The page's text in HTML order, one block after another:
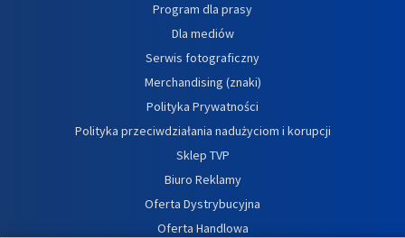
Program dla prasy
Dla mediów
Serwis fotograficzny
Merchandising (znaki)
Polityka Prywatności
Polityka przeciwdziałania nadużyciom i korupcji
Sklep TVP
Biuro Reklamy
Oferta Dystrybucyjna
Oferta Handlowa